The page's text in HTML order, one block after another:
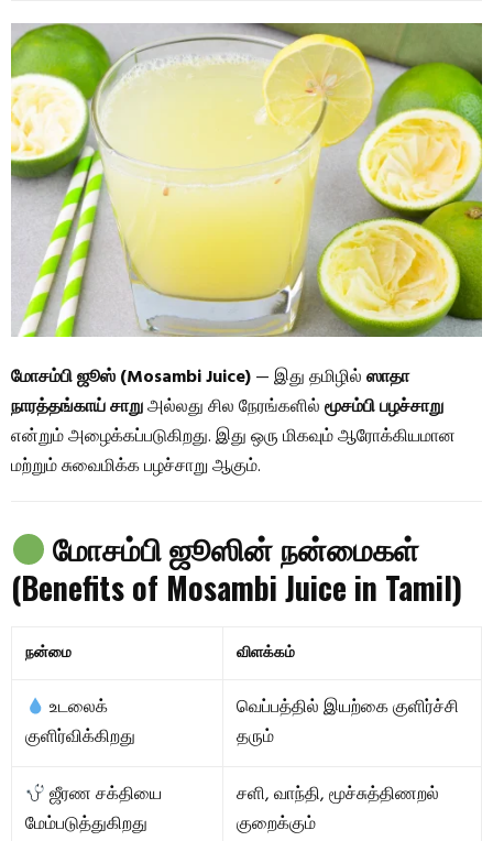
மோசம்பி ஜூஸ் (Mosambi Juice)— இது தமிழில்ஸாதா
நாரத்தங்காய் சாறுஅல்லது சில நேரங்களில்மூசம்பி பழச்சாறு
என்றும் அழைக்கப்படுகிறது. இது ஒரு மிகவும் ஆரோக்கியமான
மற்றும் சுவைமிக்க பழச்சாறு ஆகும்.
மோசம்பி ஜூஸின் நன்மைகள்
(Benefits of Mosambi Juice in Tamil)
நன்மை விளக்கம்
உடலைக்
குளிர்விக்கிறது
வெப்பத்தில் இயற்கை குளிர்ச்சி
தரும்
ஜீரண சக்தியை
மேம்படுத்துகிறது
சளி, வாந்தி, மூச்சுத்திணறல்
குறைக்கும்